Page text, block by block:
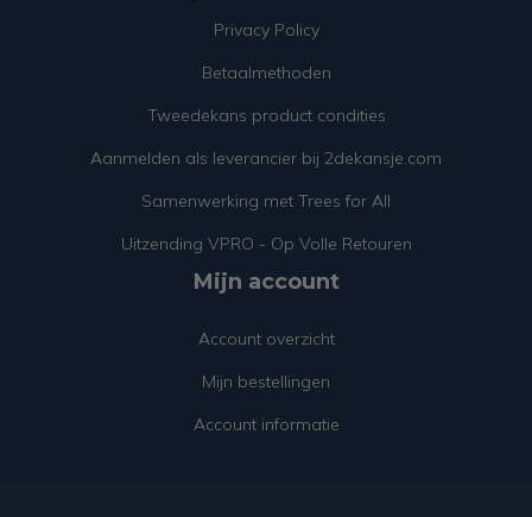
Privacy Policy
Betaalmethoden
Tweedekans product condities
Aanmelden als leverancier bij 2dekansje.com
Samenwerking met Trees for All
Uitzending VPRO - Op Volle Retouren
Mijn account
Account overzicht
Mijn bestellingen
Account informatie